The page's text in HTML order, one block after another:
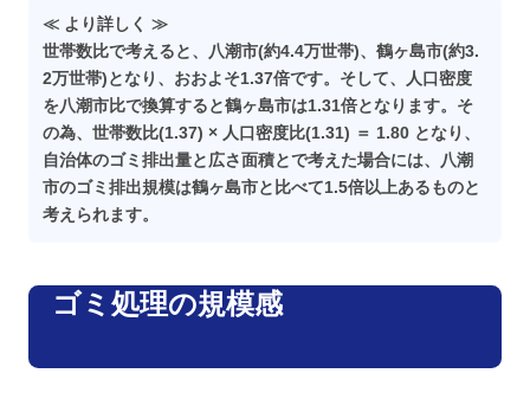
≪ より詳しく ≫
世帯数比で考えると、八潮市(約4.4万世帯)、鶴ヶ島市(約3.
2万世帯)となり、おおよそ1.37倍です。そして、人口密度
を八潮市比で換算すると鶴ヶ島市は1.31倍となります。そ
の為、世帯数比(1.37) × 人口密度比(1.31) ＝ 1.80 となり、
自治体のゴミ排出量と広さ面積とで考えた場合には、八潮
市のゴミ排出規模は鶴ヶ島市と比べて1.5倍以上あるものと
考えられます。
ゴミ処理の規模感